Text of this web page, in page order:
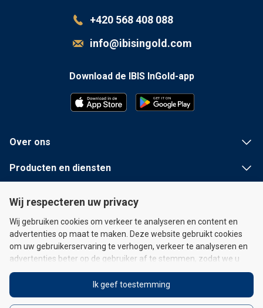
Wij respecteren uw privacy
Wij gebruiken cookies om verkeer te analyseren en content en
advertenties op maat te maken. Deze website gebruikt cookies
om uw gebruikerservaring te verhogen, verkeer te analyseren en
advertenties beter op de gebruiker af te stemmen, zodat we u
kunnen voorzien van op maat gemaakte advertenties en u de
mogelijkheid hebt om uw sociale media te verbinden. Als u ervoor
kiest cookies te beperken, kan dit de werking of functionaliteit van
Ik geef toestemming
+420 568 408 088
info@ibisingold.com
Download de IBIS InGold-app
GET IT ON
Over ons
Producten en diensten
Snelle links
Juridische verklaring | Cookiebeleid